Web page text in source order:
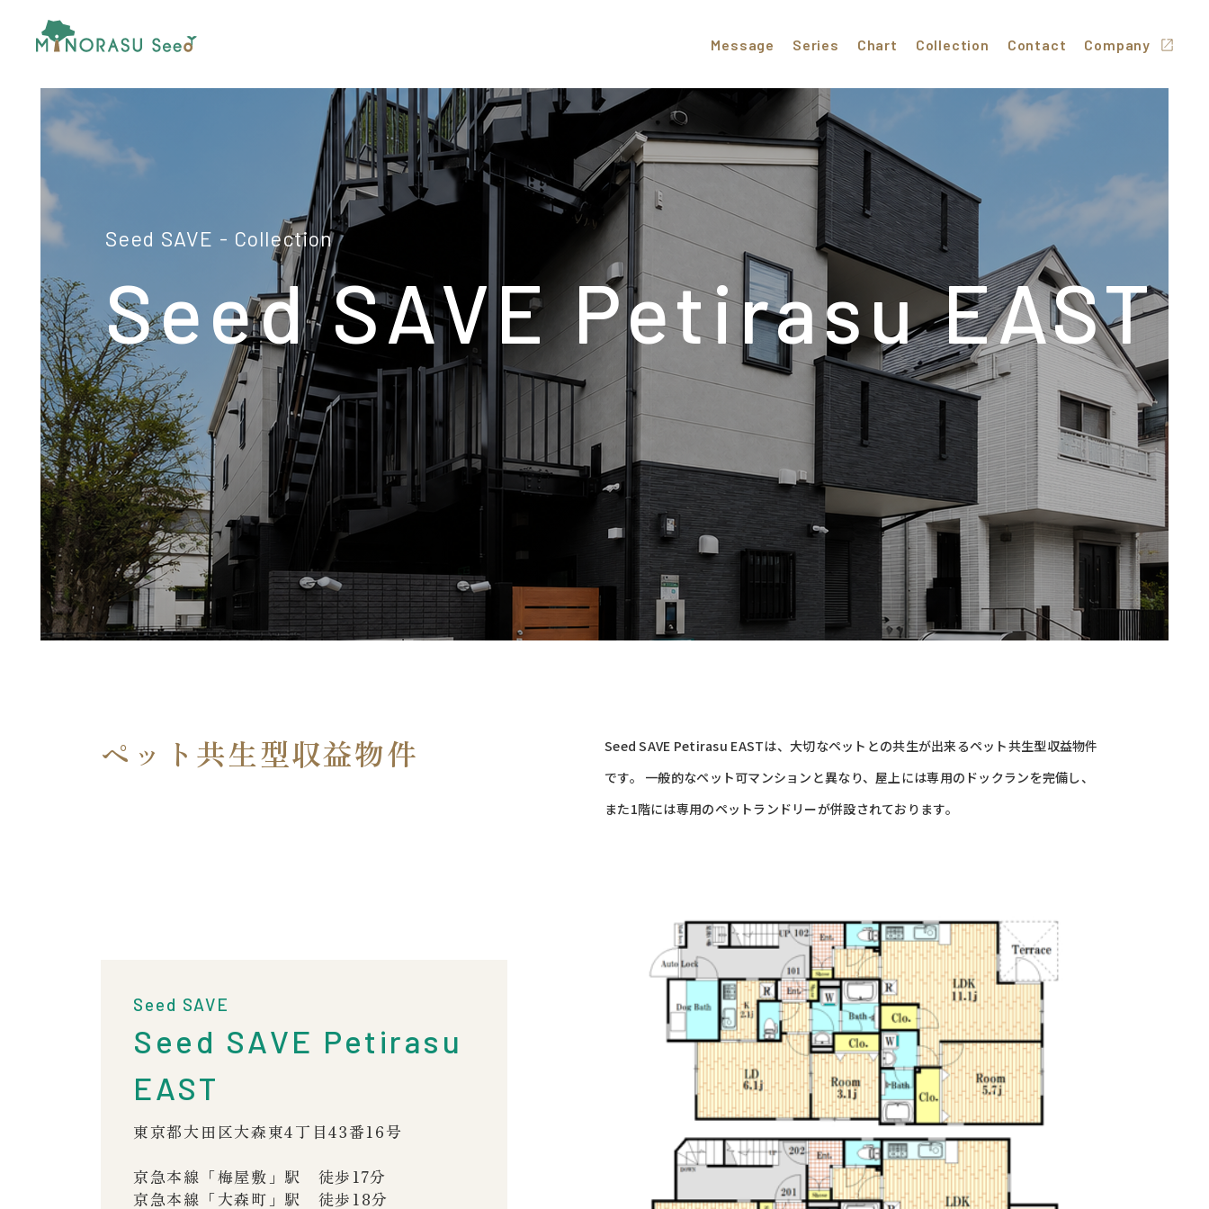
minorasu seed Message Series Chart Collection Contact Company
Seed SAVE - Collection
Seed SAVE Petirasu EAST
ペット共生型収益物件
Seed SAVE Petirasu EASTは、大切なペットとの共生が出来るペット共生型収益物件
です。 一般的なペット可マンションと異なり、屋上には専用のドックランを完備し、
また1階には専用のペットランドリーが併設されております。
Seed SAVE
Seed SAVE Petirasu
EAST
東京都大田区大森東4丁目43番16号
京急本線「梅屋敷」駅 徒歩17分
京急本線「大森町」駅 徒歩18分